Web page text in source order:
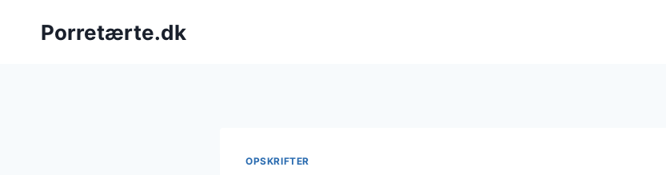
Porretærte.dk
OPSKRIFTER